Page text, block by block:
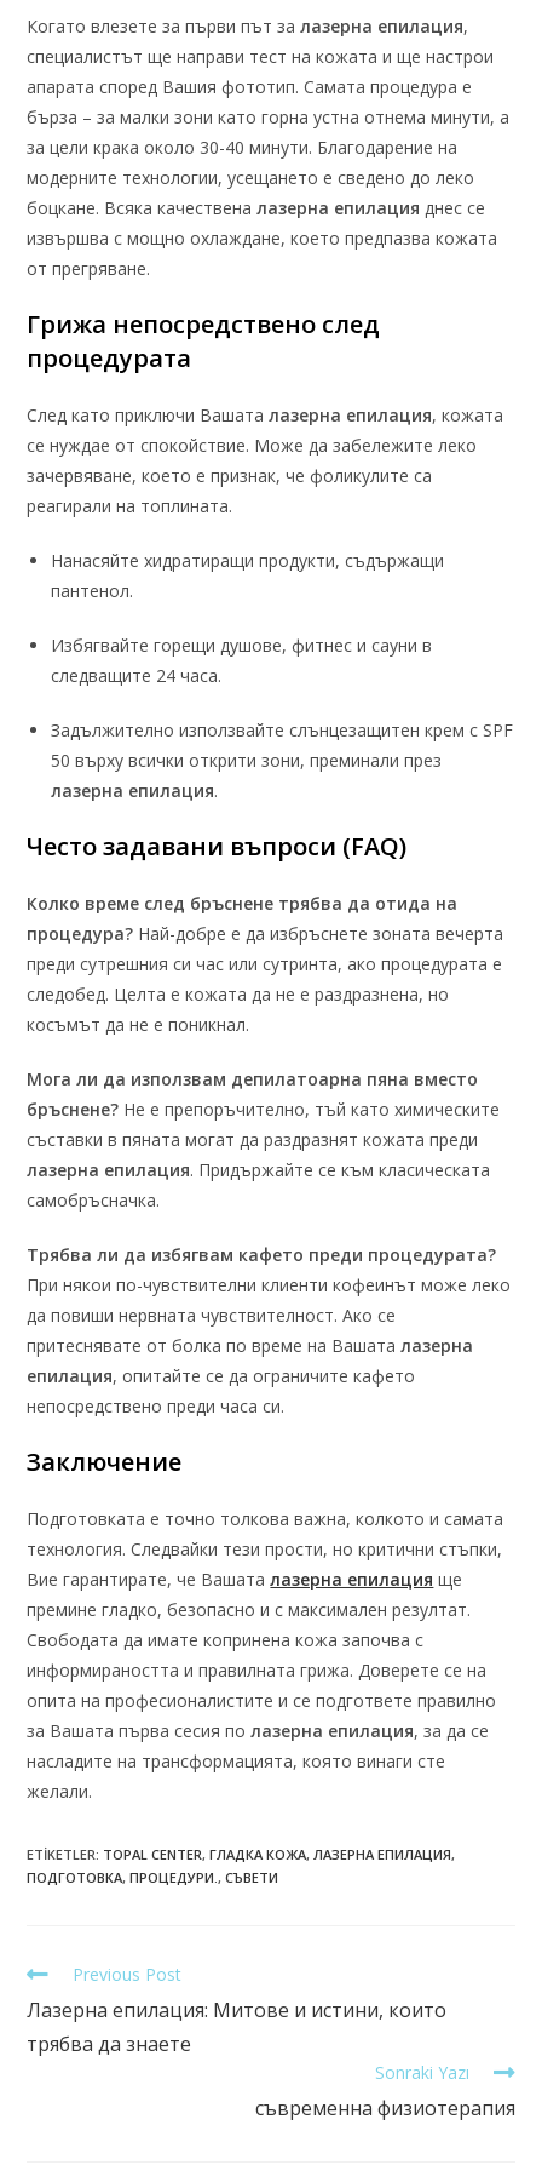
Когато влезете за първи път залазерна епилация,
специалистът ще направи тест на кожата и ще настрои
апарата според Вашия фототип. Самата процедура е
бърза – за малки зони като горна устна отнема минути, а
за цели крака около 30-40 минути. Благодарение на
модерните технологии, усещането е сведено до леко
боцкане. Всяка качественалазерна епилация днес се
извършва с мощно охлаждане, което предпазва кожата
от прегряване.
Грижа непосредствено след
процедурата
След като приключи Вашаталазерна епилация, кожата
се нуждае от спокойствие. Може да забележите леко
зачервяване, което е признак, че фоликулите са
реагирали на топлината.
Нанасяйте хидратиращи продукти, съдържащи
пантенол.
Избягвайте горещи душове, фитнес и сауни в
следващите 24 часа.
Задължително използвайте слънцезащитен крем с SPF
50 върху всички открити зони, преминали през
лазерна епилация.
Често задавани въпроси (FAQ)
Колко време след бръснене трябва да отида на
процедура? Най-добре е да избръснете зоната вечерта
преди сутрешния си час или сутринта, ако процедурата е
следобед. Целта е кожата да не е раздразнена, но
косъмът да не е поникнал.
Мога ли да използвам депилатоарна пяна вместо
бръснене? Не е препоръчително, тъй като химическите
съставки в пяната могат да раздразнят кожата преди
лазерна епилация. Придържайте се към класическата
самобръсначка.
Трябва ли да избягвам кафето преди процедурата?
При някои по-чувствителни клиенти кофеинът може леко
да повиши нервната чувствителност. Ако се
притеснявате от болка по време на Вашаталазерна
епилация, опитайте се да ограничите кафето
непосредствено преди часа си.
Заключение
Подготовката е точно толкова важна, колкото и самата
технология. Следвайки тези прости, но критични стъпки,
Вие гарантирате, че Вашаталазерна епилация ще
премине гладко, безопасно и с максимален резултат.
Свободата да имате копринена кожа започва с
информираността и правилната грижа. Доверете се на
опита на професионалистите и се подгответе правилно
за Вашата първа сесия полазерна епилация, за да се
насладите на трансформацията, която винаги сте
желали.
ETIKETLER: TOPAL CENTER, ГЛАДКА КОЖА, ЛАЗЕРНА ЕПИЛАЦИЯ,
ПОДГОТОВКА, ПРОЦЕДУРИ. , СЪВЕТИ
Previous Post
Лазерна епилация: Митове и истини, които
трябва да знаете
Sonraki Yazı
съвременна физиотерапия